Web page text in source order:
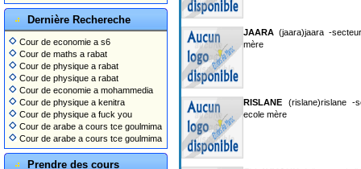
Dernière Rechereche
Cour de economie a s6
Cour de maths a rabat
Cour de physique a rabat
Cour de physique a rabat
Cour de economie a mohammedia
Cour de physique a kenitra
Cour de physique a fuck you
Cour de arabe a cours tce goulmima
Cour de arabe a cours tce goulmima
Prendre des cours
JAARA (jaara)jaara -
mère
RISLANE (rislane)rislane -
ecole mère